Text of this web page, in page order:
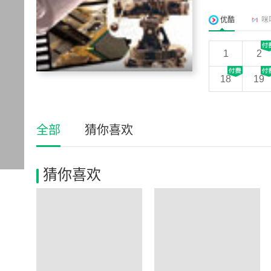
优酷 咪
1 2
18 19
全部 猜你喜欢
猜你喜欢